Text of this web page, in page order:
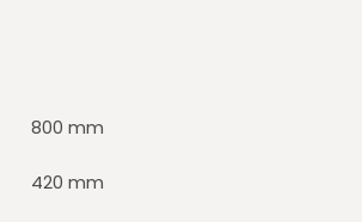
800 mm
420 mm